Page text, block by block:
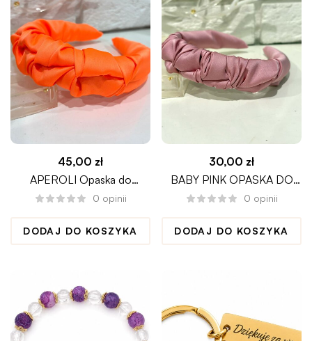
45,00 zł
APEROLI Opaska do
włosów rozmiar L
0 opinii
DODAJ DO KOSZYKA
30,00 zł
BABY PINK OPASKA DO
WŁOSÓW CIENKA
0 opinii
DODAJ DO KOSZYKA